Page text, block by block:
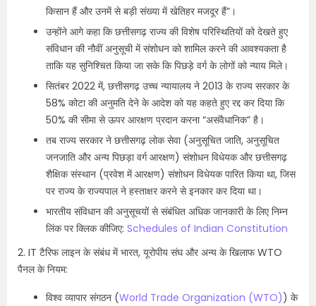
किसान हैं और उनमें से बड़ी संख्या में खेतिहर मजदूर हैं”।
उन्होंने आगे कहा कि छत्तीसगढ़ राज्य की विशेष परिस्थितियों को देखते हुए
संविधान की नौवीं अनुसूची में संशोधन को शामिल करने की आवश्यकता है
ताकि यह सुनिश्चित किया जा सके कि पिछड़े वर्ग के लोगों को न्याय मिले।
सितंबर 2022 में, छत्तीसगढ़ उच्च न्यायालय ने 2013 के राज्य सरकार के
58% कोटा की अनुमति देने के आदेश को यह कहते हुए रद्द कर दिया कि
50% की सीमा से ऊपर आरक्षण प्रदान करना “असंवैधानिक” है।
तब राज्य सरकार ने छत्तीसगढ़ लोक सेवा (अनुसूचित जाति, अनुसूचित
जनजाति और अन्य पिछड़ा वर्ग आरक्षण) संशोधन विधेयक और छत्तीसगढ़
शैक्षिक संस्थान (प्रवेश में आरक्षण) संशोधन विधेयक पारित किया था, जिस
पर राज्य के राज्यपाल ने हस्ताक्षर करने से इनकार कर दिया था।
भारतीय संविधान की अनुसूचयों से संबंधित अधिक जानकारी के लिए निम्न
लिंक पर क्लिक कीजिए: Schedules of Indian Constitution
2. IT टैरिफ लाइन के संबंध में भारत, यूरोपीय संघ और अन्य के खिलाफ WTO
पैनल के नियम:
विश्व व्यापार संगठन (World Trade Organization (WTO)) के